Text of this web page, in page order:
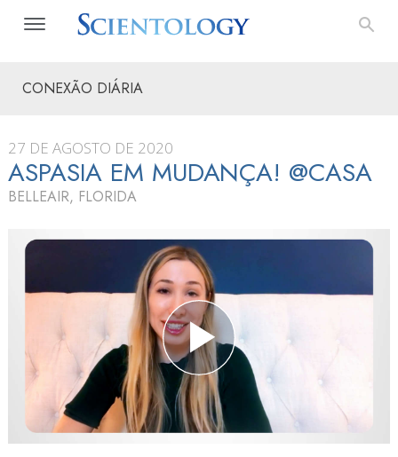
CONEXÃO DIÁRIA
27 DE AGOSTO DE 2020
ASPASIA EM MUDANÇA! @CASA
BELLEAIR, FLORIDA